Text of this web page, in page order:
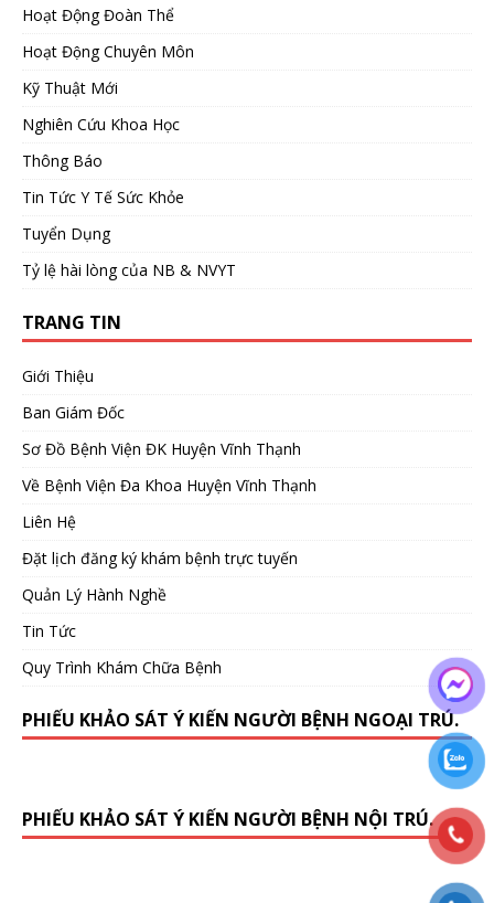
Hoạt Động Đoàn Thể
Hoạt Động Chuyên Môn
Kỹ Thuật Mới
Nghiên Cứu Khoa Học
Thông Báo
Tin Tức Y Tế Sức Khỏe
Tuyển Dụng
Tỷ lệ hài lòng của NB & NVYT
TRANG TIN
Giới Thiệu
Ban Giám Đốc
Sơ Đồ Bệnh Viện ĐK Huyện Vĩnh Thạnh
Về Bệnh Viện Đa Khoa Huyện Vĩnh Thạnh
Liên Hệ
Đặt lịch đăng ký khám bệnh trực tuyến
Quản Lý Hành Nghề
Tin Tức
Quy Trình Khám Chữa Bệnh
PHIẾU KHẢO SÁT Ý KIẾN NGƯỜI BỆNH NGOẠI TRÚ.
PHIẾU KHẢO SÁT Ý KIẾN NGƯỜI BỆNH NỘI TRÚ.